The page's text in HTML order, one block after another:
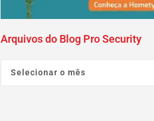
Arquivos do Blog Pro Security